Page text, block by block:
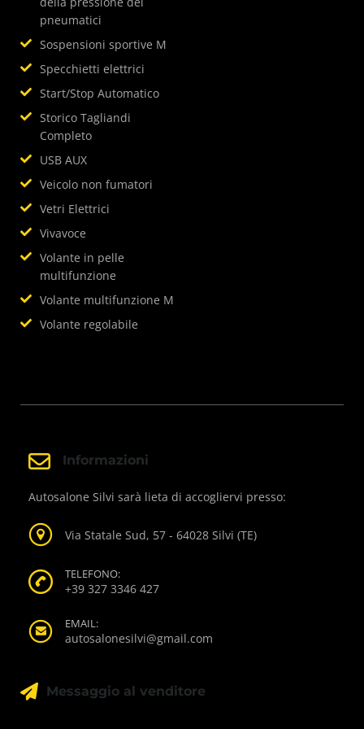
pneumatici
Sospensioni sportive M
Specchietti elettrici
Start/Stop Automatico
Storico Tagliandi
Completo
USB AUX
Veicolo non fumatori
Vetri Elettrici
Vivavoce
Volante in pelle
multifunzione
Volante multifunzione M
Volante regolabile
Informazioni
Autosalone Silvi sarà lieta di accogliervi presso:
Via Statale Sud, 57 - 64028 Silvi (TE)
TELEFONO:
+39 327 3346 427
EMAIL:
autosalonesilvi@gmail.com
Messaggio al venditore